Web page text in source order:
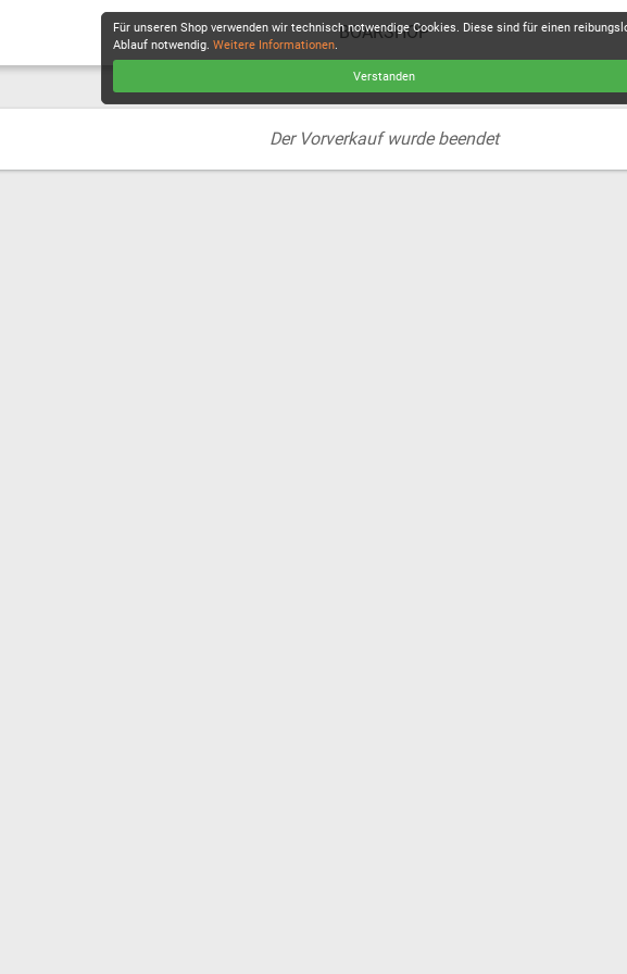
BOARSHOP
Der Vorverkauf wurde beendet
Für unseren Shop verwenden wir technisch notwendige Cookies. Diese sind für einen
Ablauf notwendig. Weitere Informationen.
Verstanden